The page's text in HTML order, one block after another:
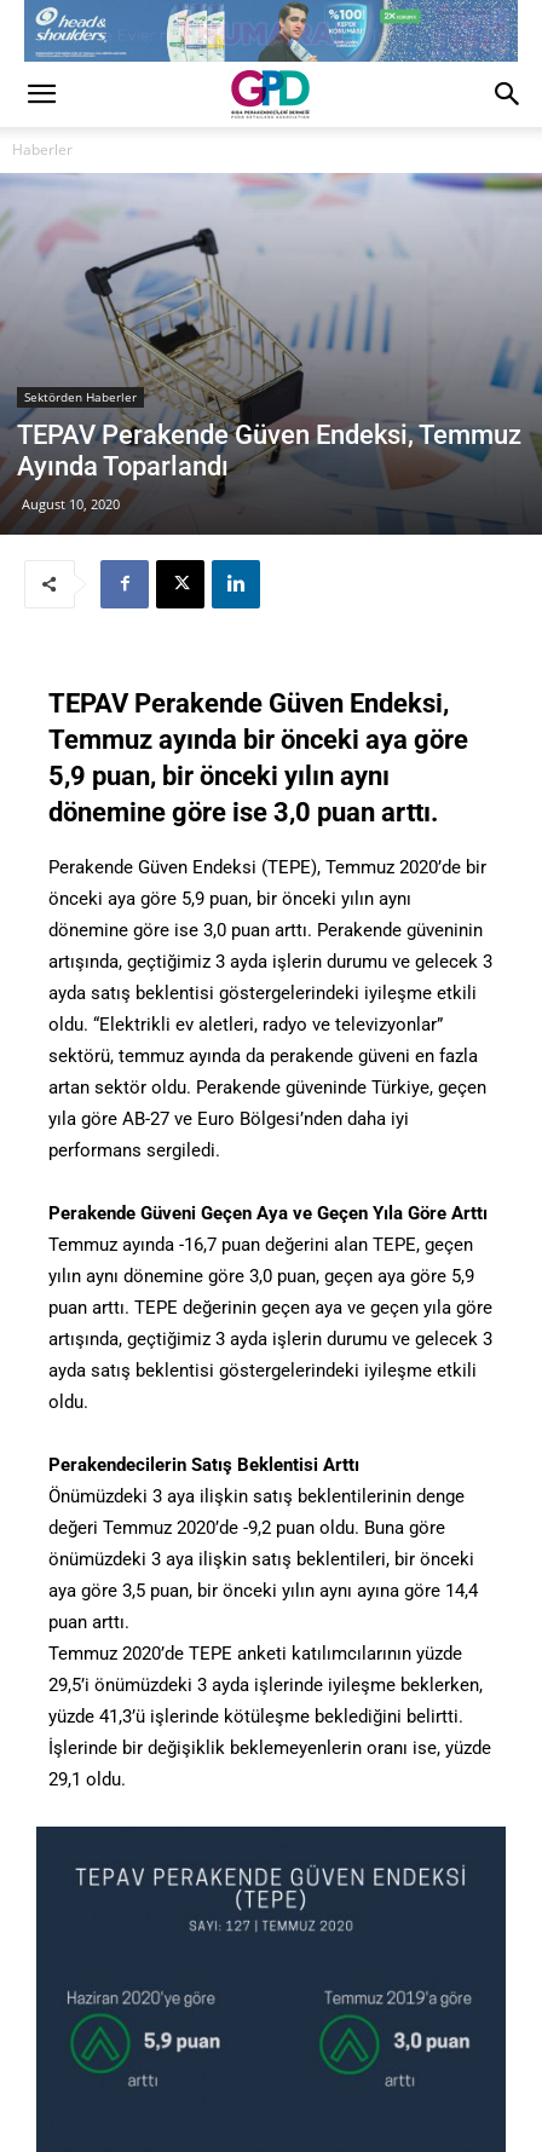
Haberler
Sektörden Haberler
TEPAV Perakende Güven Endeksi, Temmuz
Ayında Toparlandı
August 10, 2020
TEPAV Perakende Güven Endeksi,
Temmuz ayında bir önceki aya göre
5,9 puan, bir önceki yılın aynı
dönemine göre ise 3,0 puan arttı.
Perakende Güven Endeksi (TEPE), Temmuz 2020’de bir
önceki aya göre 5,9 puan, bir önceki yılın aynı
dönemine göre ise 3,0 puan arttı. Perakende güveninin
artışında, geçtiğimiz 3 ayda işlerin durumu ve gelecek 3
ayda satış beklentisi göstergelerindeki iyileşme etkili
oldu. “Elektrikli ev aletleri, radyo ve televizyonlar”
sektörü, temmuz ayında da perakende güveni en fazla
artan sektör oldu. Perakende güveninde Türkiye, geçen
yıla göre AB-27 ve Euro Bölgesi’nden daha iyi
performans sergiledi.
Perakende Güveni Geçen Aya ve Geçen Yıla Göre Arttı
Temmuz ayında -16,7 puan değerini alan TEPE, geçen
yılın aynı dönemine göre 3,0 puan, geçen aya göre 5,9
puan arttı. TEPE değerinin geçen aya ve geçen yıla göre
artışında, geçtiğimiz 3 ayda işlerin durumu ve gelecek 3
ayda satış beklentisi göstergelerindeki iyileşme etkili
oldu.
Perakendecilerin Satış Beklentisi Arttı
Önümüzdeki 3 aya ilişkin satış beklentilerinin denge
değeri Temmuz 2020’de -9,2 puan oldu. Buna göre
önümüzdeki 3 aya ilişkin satış beklentileri, bir önceki
aya göre 3,5 puan, bir önceki yılın aynı ayına göre 14,4
puan arttı.
Temmuz 2020’de TEPE anketi katılımcılarının yüzde
29,5’i önümüzdeki 3 ayda işlerinde iyileşme beklerken,
yüzde 41,3’ü işlerinde kötüleşme beklediğini belirtti.
İşlerinde bir değişiklik beklemeyenlerin oranı ise, yüzde
29,1 oldu.